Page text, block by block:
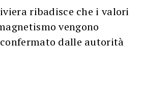
ribadisce che i valori
vengono
dalle autorità